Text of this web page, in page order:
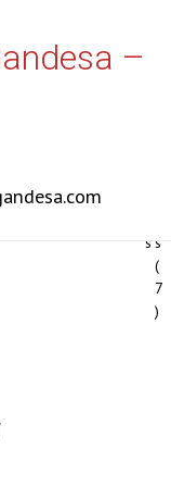
–
s s
(
7
)